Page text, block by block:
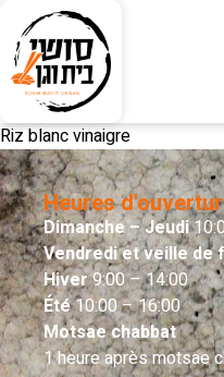
Riz blanc vinaigre
Heures
Dimanche – Jeudi
Vendredi et veille de
Hiver9:00 – 14:00
Été10:00 – 16:00
Motsae chabbat
1 heure après motsae